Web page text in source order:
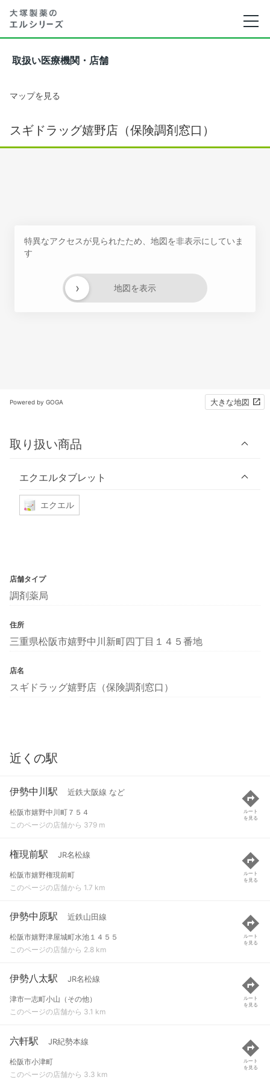
取扱い医療機関・店舗
マップを見る
スギドラッグ嬉野店（保険調剤窓口）
特異なアクセスが見られたため、地図を非表示にしていま
す
地図を表示
›
Powered by GOGA 大きな地図
取り扱い商品
エクエルタブレット
エクエル
店舗タイプ
調剤薬局
住所
三重県松阪市嬉野中川新町四丁目１４５番地
店名
スギドラッグ嬉野店（保険調剤窓口）
近くの駅
伊勢中川駅 近鉄大阪線 など
松阪市嬉野中川町７５４
このページの店舗から 379 m
ルート
を見る
権現前駅 JR名松線
松阪市嬉野権現前町
このページの店舗から 1.7 km
ルート
を見る
伊勢中原駅 近鉄山田線
松阪市嬉野津屋城町水池１４５５
このページの店舗から 2.8 km
ルート
を見る
伊勢八太駅 JR名松線
津市一志町小山（その他）
このページの店舗から 3.1 km
ルート
を見る
六軒駅 JR紀勢本線
松阪市小津町
このページの店舗から 3.3 km
ルート
を見る